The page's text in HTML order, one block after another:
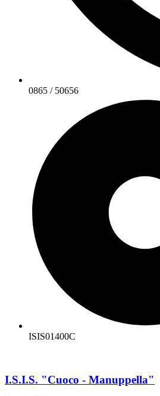
0865 / 50656
ISIS01400C
I.S.I.S. "Cuoco - Manuppella"